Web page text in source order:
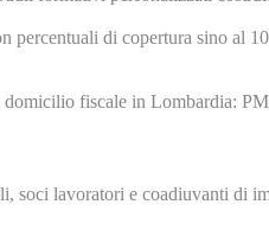
percentuali di copertura sino al
domicilio fiscale in Lombardia:
soci lavoratori e coadiuvanti di